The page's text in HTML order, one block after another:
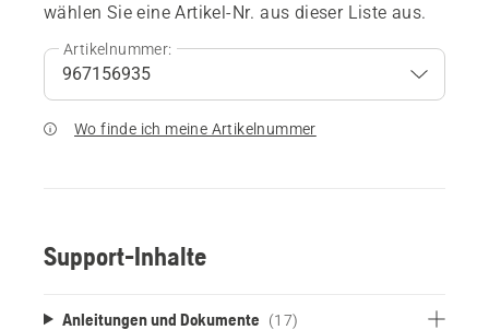
wählen Sie eine Artikel-Nr. aus dieser Liste aus.
Artikelnummer:
Wo finde ich meine Artikelnummer
Support-Inhalte
Anleitungen und Dokumente (17)